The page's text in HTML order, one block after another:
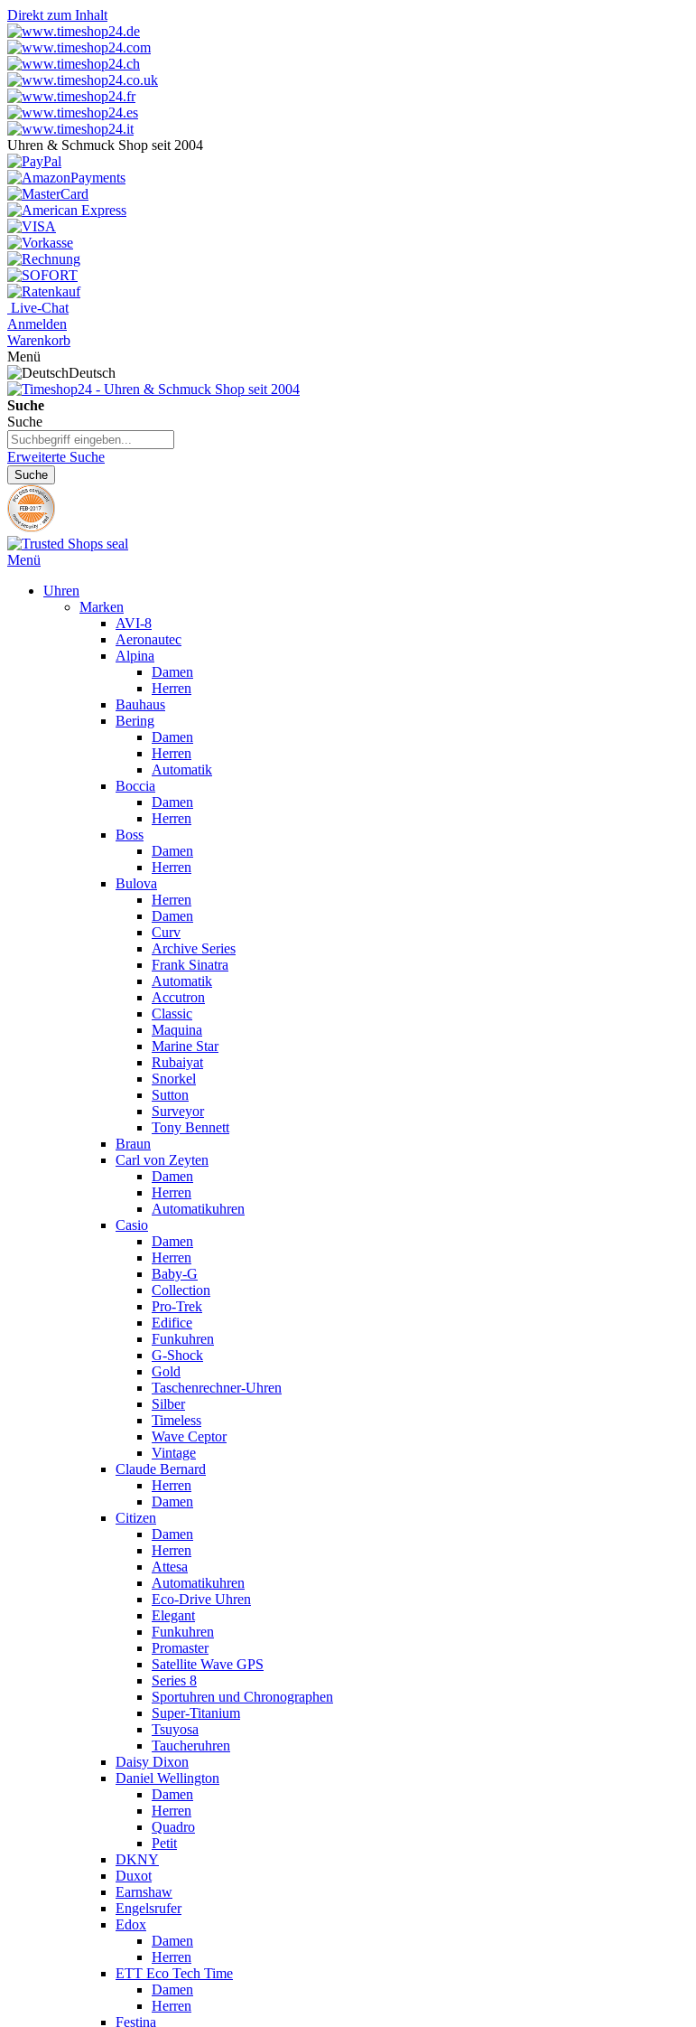
Direkt zum Inhalt
Uhren & Schmuck Shop seit 2004
Live-Chat
Anmelden
Warenkorb
Menü
Deutsch
Suche
Suche
Erweiterte Suche
Suche
Menü
Uhren
Marken
AVI-8
Aeronautec
Alpina
Damen
Herren
Bauhaus
Bering
Damen
Herren
Automatik
Boccia
Damen
Herren
Boss
Damen
Herren
Bulova
Herren
Damen
Curv
Archive Series
Frank Sinatra
Automatik
Accutron
Classic
Maquina
Marine Star
Rubaiyat
Snorkel
Sutton
Surveyor
Tony Bennett
Braun
Carl von Zeyten
Damen
Herren
Automatikuhren
Casio
Damen
Herren
Baby-G
Collection
Pro-Trek
Edifice
Funkuhren
G-Shock
Gold
Taschenrechner-Uhren
Silber
Timeless
Wave Ceptor
Vintage
Claude Bernard
Herren
Damen
Citizen
Damen
Herren
Attesa
Automatikuhren
Eco-Drive Uhren
Elegant
Funkuhren
Promaster
Satellite Wave GPS
Series 8
Sportuhren und Chronographen
Super-Titanium
Tsuyosa
Taucheruhren
Daisy Dixon
Daniel Wellington
Damen
Herren
Quadro
Petit
DKNY
Duxot
Earnshaw
Engelsrufer
Edox
Damen
Herren
ETT Eco Tech Time
Damen
Herren
Festina